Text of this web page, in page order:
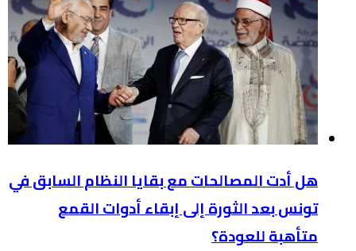
هل أدت المصالحات مع بقايا النظام السابق في
تونس بعد الثورة إلى إبقاء أدوات القمع
متأهبة للعودة؟